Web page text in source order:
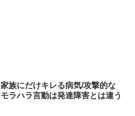
家族にだけキレる病気/攻撃的な
モラハラ言動は発達障害とは違う